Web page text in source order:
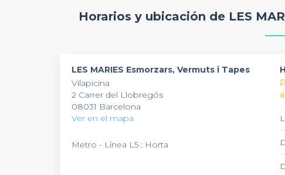
Horarios y ubicación de LES
LES MARIES Esmorzars, Vermuts i Tapes
Vilapicina
2 Carrer del Llobregós
08031 Barcelona
Ver en el mapa
Metro - Línea L5 : Horta